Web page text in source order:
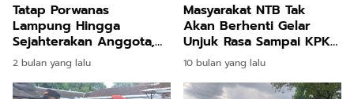
Tatap Porwanas
Lampung Hingga
Sejahterakan Anggota,
PWI NTB Kebut Tiga
Program Kerja Utama
2 bulan yang lalu
Masyarakat NTB Tak
Akan Berhenti Gelar
Unjuk Rasa Sampai KPK
Panggil Senator MRF dan
MMF Terkait Dugaan
Suap
10 bulan yang lalu